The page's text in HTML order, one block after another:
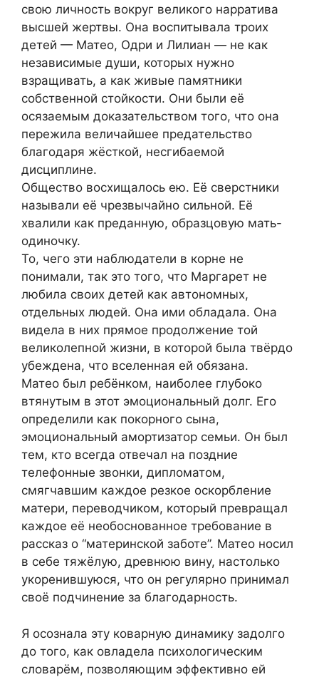
свою личность вокруг великого нарратива
высшей жертвы. Она воспитывала троих
детей — Матео, Одри и Лилиан — не как
независимые души, которых нужно
взращивать, а как живые памятники
собственной стойкости. Они были её
осязаемым доказательством того, что она
пережила величайшее предательство
благодаря жёсткой, несгибаемой
дисциплине.
Общество восхищалось ею. Её сверстники
называли её чрезвычайно сильной. Её
хвалили как преданную, образцовую мать-
одиночку.
То, чего эти наблюдатели в корне не
понимали, так это того, что Маргарет не
любила своих детей как автономных,
отдельных людей. Она ими обладала. Она
видела в них прямое продолжение той
великолепной жизни, в которой была твёрдо
убеждена, что вселенная ей обязана.
Матео был ребёнком, наиболее глубоко
втянутым в этот эмоциональный долг. Его
определили как покорного сына,
эмоциональный амортизатор семьи. Он был
тем, кто всегда отвечал на поздние
телефонные звонки, дипломатом,
смягчавшим каждое резкое оскорбление
матери, переводчиком, который превращал
каждое её необоснованное требование в
рассказ о “материнской заботе”. Матео носил
в себе тяжёлую, древнюю вину, настолько
укоренившуюся, что он регулярно принимал
своё подчинение за благодарность.
Я осознала эту коварную динамику задолго
до того, как овладела психологическим
словарём, позволяющим эффективно ей